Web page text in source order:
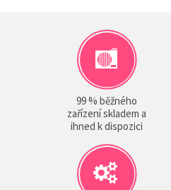
99 % běžného
zařízení skladem a
ihned k dispozici